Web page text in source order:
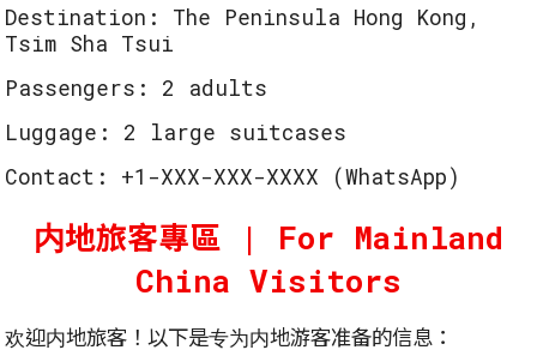
Destination: The Peninsula Hong Kong,
Tsim Sha Tsui
Passengers: 2 adults
Luggage: 2 large suitcases
Contact: +1-XXX-XXX-XXXX (WhatsApp)
内地旅客專區 | For Mainland
China Visitors
欢迎内地旅客！以下是专为内地游客准备的信息：